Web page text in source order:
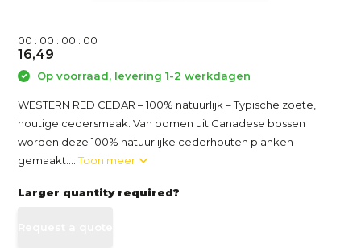
00 : 00 : 00 : 00
16,49
Op voorraad, levering 1-2 werkdagen
WESTERN RED CEDAR – 100% natuurlijk – Typische zoete,
houtige cedersmaak. Van bomen uit Canadese bossen
worden deze 100% natuurlijke cederhouten planken
gemaakt....Toon meer
Larger quantity required?